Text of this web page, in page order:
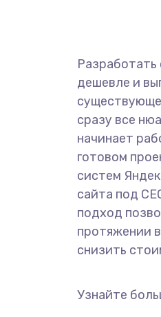
Разработать
дешевле и
сразу все
начинает
готовом
систем
сайта под
подход
протяжении
снизить
Узнайте